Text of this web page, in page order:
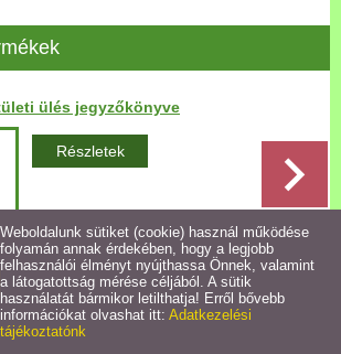
Óvoda
ülés jegyzőkönyve
Részletek
Vissza az előző oldalra!
Weboldalunk sütiket (cookie) használ működése
folyamán annak érdekében, hogy a legjobb
felhasználói élményt nyújthassa Önnek, valamint
a látogatottság mérése céljából. A sütik
használatát bármikor letilthatja! Erről bővebb
információkat olvashat itt: Adatkezelési
tájékoztatónk